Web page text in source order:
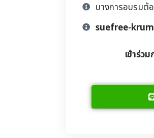
บางการอบรมต้
suefree-
เข้าร่ว